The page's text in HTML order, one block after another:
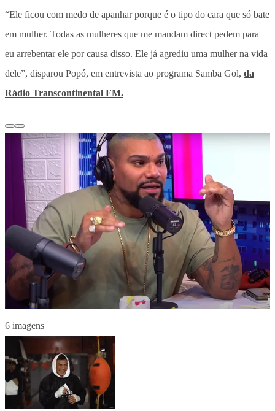
“Ele ficou com medo de apanhar porque é o tipo do cara que só bate
em mulher. Todas as mulheres que me mandam direct pedem para
eu arrebentar ele por causa disso. Ele já agrediu uma mulher na vida
dele”, disparou Popó, em entrevista ao programa Samba Gol, da
Rádio Transcontinental FM.
6 imagens